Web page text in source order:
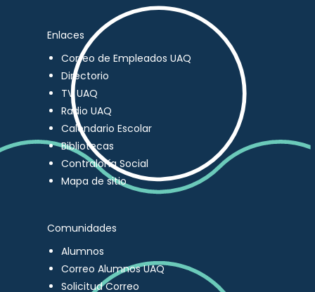
Enlaces
Correo de Empleados UAQ
Directorio
TV UAQ
Radio UAQ
Calendario Escolar
Bibliotecas
Contraloría Social
Mapa de sitio
Comunidades
Alumnos
Correo Alumnos UAQ
Solicitud Correo